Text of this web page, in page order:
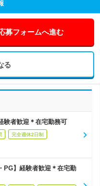
募フォームへ進む
る
験者歓迎＊在宅勤務可
完全週休2日制
PG】経験者歓迎＊在宅勤